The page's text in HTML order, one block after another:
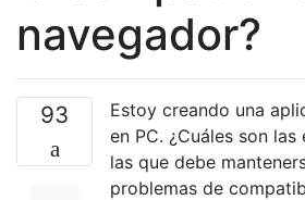
navegador?
93
Estoy creando una
en PC. ¿Cuáles son
las que debe
problemas de